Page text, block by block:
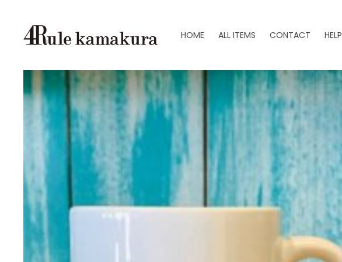
HOME ALL ITEMS CONTACT HELP